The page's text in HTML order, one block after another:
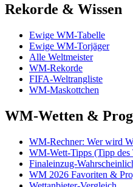
Rekorde & Wissen
Ewige WM-Tabelle
Ewige WM-Torjäger
Alle Weltmeister
WM-Rekorde
FIFA-Weltrangliste
WM-Maskottchen
WM-Wetten &
WM-Rechner: Wer wird
WM-Wett-Tipps (Tipp des
Finaleinzug-
WM 2026 Favoriten &